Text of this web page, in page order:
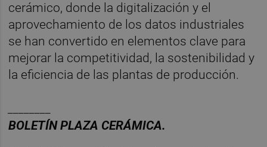
cerámico, donde la digitalización y el
aprovechamiento de los datos industriales
se han convertido en elementos clave para
mejorar la competitividad, la sostenibilidad y
la eficiencia de las plantas de producción.
BOLETÍN PLAZA CERÁMICA.